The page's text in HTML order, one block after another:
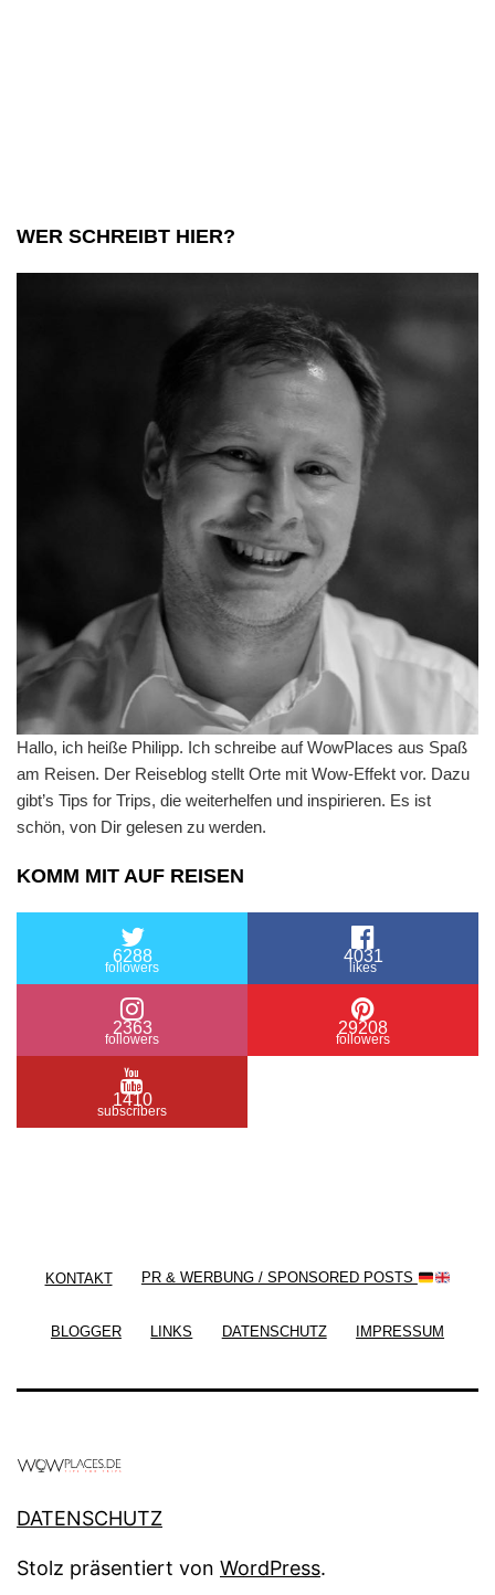
WER SCHREIBT HIER?
Hallo, ich heiße Philipp. Ich schreibe auf WowPlaces aus Spaß
am Reisen. Der Reiseblog stellt Orte mit Wow-Effekt vor. Dazu
gibt’s Tips for Trips, die weiterhelfen und inspirieren. Es ist
schön, von Dir gelesen zu werden.
KOMM MIT AUF REISEN
6288
followers
4031
likes
2363
followers
29208
followers
1410
subscribers
KONTAKT PR & WERBUNG / SPONSORED POSTS
BLOGGER LINKS DATENSCHUTZ IMPRESSUM
DATENSCHUTZ
Stolz präsentiert von WordPress.